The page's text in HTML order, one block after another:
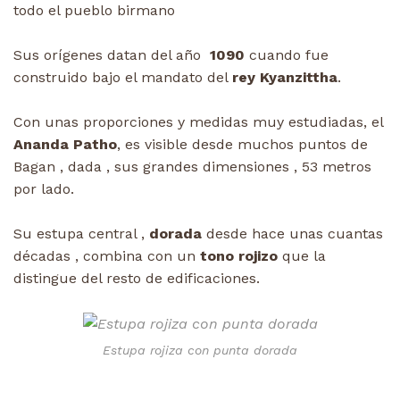
todo el pueblo birmano
Sus orígenes datan del año 1090 cuando fue
construido bajo el mandato del rey Kyanzittha.
Con unas proporciones y medidas muy estudiadas, el
Ananda Patho, es visible desde muchos puntos de
Bagan , dada , sus grandes dimensiones , 53 metros
por lado.
Su estupa central , dorada desde hace unas cuantas
décadas , combina con un tono rojizo que la
distingue del resto de edificaciones.
Estupa rojiza con punta dorada